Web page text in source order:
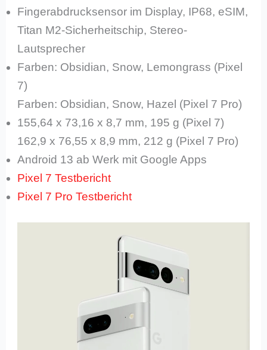
Fingerabdrucksensor im Display, IP68, eSIM,
Titan M2-Sicherheitschip, Stereo-
Lautsprecher
Farben: Obsidian, Snow, Lemongrass (Pixel
7)
Farben: Obsidian, Snow, Hazel (Pixel 7 Pro)
155,64 x 73,16 x 8,7 mm, 195 g (Pixel 7)
162,9 x 76,55 x 8,9 mm, 212 g (Pixel 7 Pro)
Android 13 ab Werk mit Google Apps
Pixel 7 Testbericht
Pixel 7 Pro Testbericht